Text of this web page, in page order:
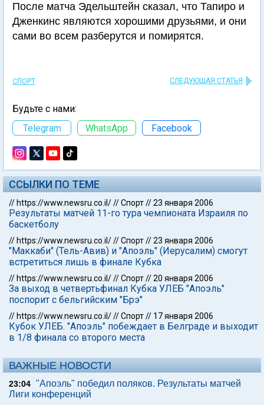
После матча Эдельштейн сказал, что Тапиро и
Дженкинс являются хорошими друзьями, и они
сами во всем разберутся и помирятся.
СПОРТ СЛЕДУЮЩАЯ СТАТЬЯ
Будьте с нами:
Telegram
WhatsApp Facebook
ССЫЛКИ ПО ТЕМЕ
// https://www.newsru.co.il///Спорт//23 января 2006
Результаты матчей 11-го тура чемпионата Израиля по
баскетболу
// https://www.newsru.co.il///Спорт//23 января 2006
"Маккаби" (Тель-Авив) и "Апоэль" (Иерусалим) смогут
встретиться лишь в финале Кубка
// https://www.newsru.co.il///Спорт//20 января 2006
За выход в четвертьфинал Кубка УЛЕБ "Апоэль"
поспорит с бельгийским "Брэ"
// https://www.newsru.co.il///Спорт// 17 января 2006
Кубок УЛЕБ. "Апоэль" побеждает в Белграде и выходит
в 1/8 финала со второго места
ВАЖНЫЕ НОВОСТИ
23:04 "Апоэль" победил поляков. Результаты матчей
Лиги конференций